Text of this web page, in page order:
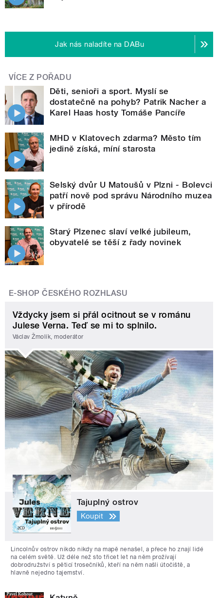
Jak nás naladíte na DABu
VÍCE Z POŘADU
Děti, senioři a sport. Myslí se
dostatečně na pohyb? Patrik Nacher a
Karel Haas hosty Tomáše Pancíře
MHD v Klatovech zdarma? Město tím
jedině získá, míní starosta
Selský dvůr U Matoušů v Plzni - Bolevci
patří nově pod správu Národního muzea
v přírodě
Starý Plzenec slaví velké jubileum,
obyvatelé se těší z řady novinek
E-SHOP ČESKÉHO ROZHLASU
Vždycky jsem si přál ocitnout se v románu
Julese Verna. Teď se mi to splnilo.
Václav Žmolík, moderátor
Tajuplný ostrov
Koupit
Lincolnův ostrov nikdo nikdy na mapě nenašel, a přece ho znají lidé
na celém světě. Už déle než sto třicet let na něm prožívají
dobrodružství s pěticí trosečníků, kteří na něm našli útočiště, a
hlavně nejedno tajemství.